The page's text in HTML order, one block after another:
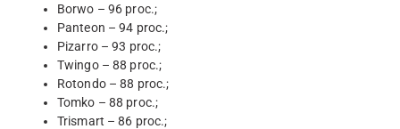
Borwo – 96 proc.;
Panteon – 94 proc.;
Pizarro – 93 proc.;
Twingo – 88 proc.;
Rotondo – 88 proc.;
Tomko – 88 proc.;
Trismart – 86 proc.;